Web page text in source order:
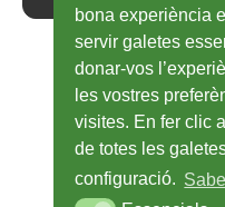
Obre
en
una
en
bona experiència
servir galetes
donar-vos
les vostres
visites. En fer clic
de totes les
configuració.